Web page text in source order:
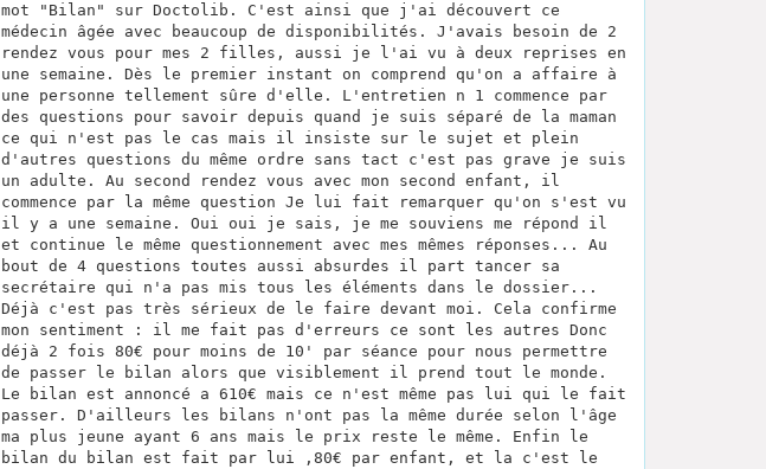
mot "Bilan" sur Doctolib. C'est ainsi que j'ai découvert ce
médecin âgée avec beaucoup de disponibilités. J'avais besoin de 2
rendez vous pour mes 2 filles, aussi je l'ai vu à deux reprises en
une semaine. Dès le premier instant on comprend qu'on a affaire à
une personne tellement sûre d'elle. L'entretien n 1 commence par
des questions pour savoir depuis quand je suis séparé de la maman
ce qui n'est pas le cas mais il insiste sur le sujet et plein
d'autres questions du même ordre sans tact c'est pas grave je suis
un adulte. Au second rendez vous avec mon second enfant, il
commence par la même question Je lui fait remarquer qu'on s'est vu
il y a une semaine. Oui oui je sais, je me souviens me répond il
et continue le même questionnement avec mes mêmes réponses... Au
bout de 4 questions toutes aussi absurdes il part tancer sa
secrétaire qui n'a pas mis tous les éléments dans le dossier...
Déjà c'est pas très sérieux de le faire devant moi. Cela confirme
mon sentiment : il me fait pas d'erreurs ce sont les autres Donc
déjà 2 fois 80€ pour moins de 10' par séance pour nous permettre
de passer le bilan alors que visiblement il prend tout le monde.
Le bilan est annoncé a 610€ mais ce n'est même pas lui qui le fait
passer. D'ailleurs les bilans n'ont pas la même durée selon l'âge
ma plus jeune ayant 6 ans mais le prix reste le même. Enfin le
bilan du bilan est fait par lui ,80€ par enfant, et la c'est le